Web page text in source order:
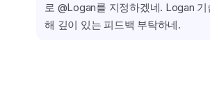
로 @Logan를 지정하겠네. Logan
해 깊이 있는 피드백 부탁하네.